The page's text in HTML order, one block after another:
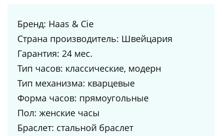
Бренд: Haas & Cie
Страна производитель: Швейцария
Гарантия: 24 мес.
Тип часов: классические, модерн
Тип механизма: кварцевые
Форма часов: прямоугольные
Пол: женские часы
Браслет: стальной браслет